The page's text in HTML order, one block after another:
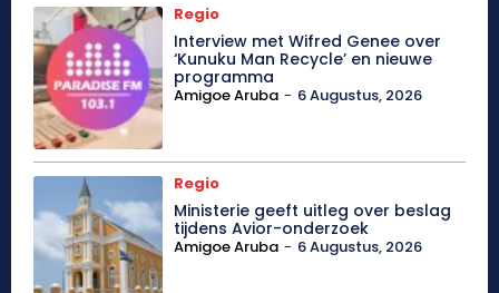
Regio
Interview met Wifred Genee over
‘Kunuku Man Recycle’ en nieuwe
programma
Amigoe Aruba - 6 Augustus, 2026
Regio
Ministerie geeft uitleg over beslag
tijdens Avior-onderzoek
Amigoe Aruba - 6 Augustus, 2026